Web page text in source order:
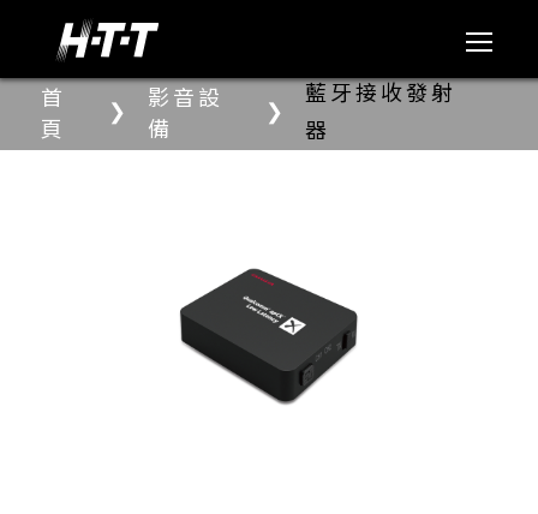
首
頁
❯
影音設
備
❯
藍牙接收發射
器